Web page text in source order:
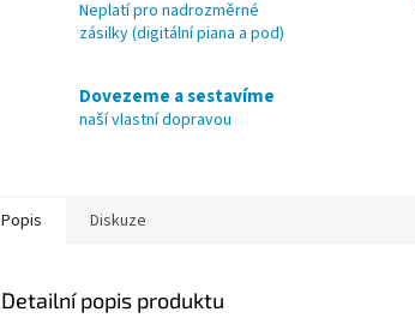
Neplatí pro nadrozměrné
zásilky (digitální piana a pod)
Dovezeme a sestavíme
naší vlastní dopravou
Popis Diskuze
Detailní popis produktu